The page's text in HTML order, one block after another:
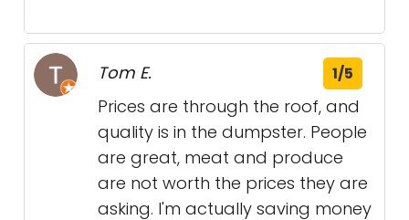
Tom E. 1/5
Prices are through the roof, and
quality is in the dumpster. People
are great, meat and produce
are not worth the prices they are
asking. I'm actually saving money